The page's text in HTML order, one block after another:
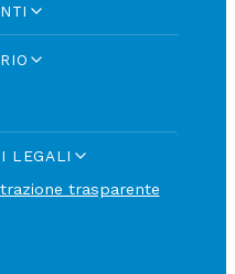
LEGALI
trasparente